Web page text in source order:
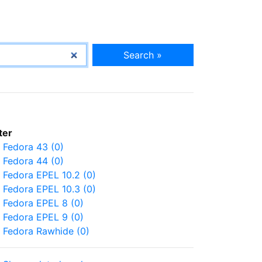
Search »
Fedora 43 (0)
Fedora 44 (0)
Fedora EPEL 10.2 (0)
Fedora EPEL 10.3 (0)
Fedora EPEL 8 (0)
Fedora EPEL 9 (0)
Fedora Rawhide (0)